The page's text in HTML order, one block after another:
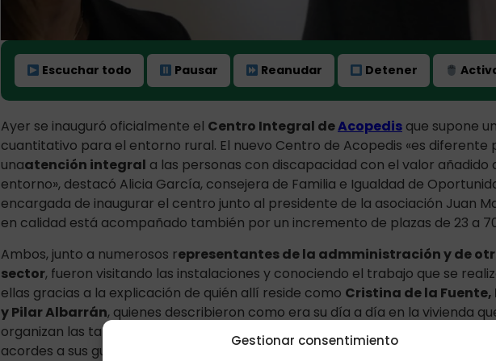
Gestionar consentimiento
Escuchar todo Pausar Reanudar Detener
Ayer se inauguró oficialmente el Centro Integral deAcopedis que supone
cuantitativo para el entorno rural. El nuevo Centro de Acopedis «es diferente
unaatención integral a las personas con discapacidad con el valor añadido
entorno», destacó Alicia García, consejera de Familia e Igualdad de
encargada de inaugurar el centro junto al presidente de la asociación Juan
en calidad está acompañado también por un incremento de plazas de 23 a
Ambos, junto a numerosos representantes de la admministración y de
sector, fueron visitando las instalaciones y conociendo el trabajo que se
ellas gracias a la explicación de quién allí reside como Cristina de la
y Pilar Albarrán, quienes describieron como era su día a día en la vivienda
organizan las tareas del hogar, qué hacen en su tiempo libre o cómo decoran
acordes a sus gustos, fueron algunos de los temas que contaron a la